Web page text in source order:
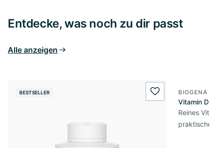
Entdecke, was noch zu dir passt
Alle anzeigen
BESTSELLER wishlist.add
BIOGENA
Vitamin D3
Reines
praktischer